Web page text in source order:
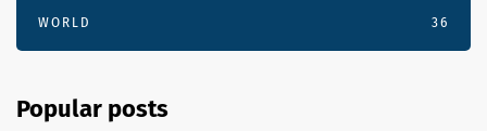
WORLD 36
Popular posts